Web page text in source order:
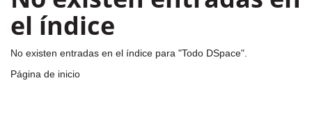
el índice
No existen entradas en el índice para "Todo DSpace".
Página de inicio